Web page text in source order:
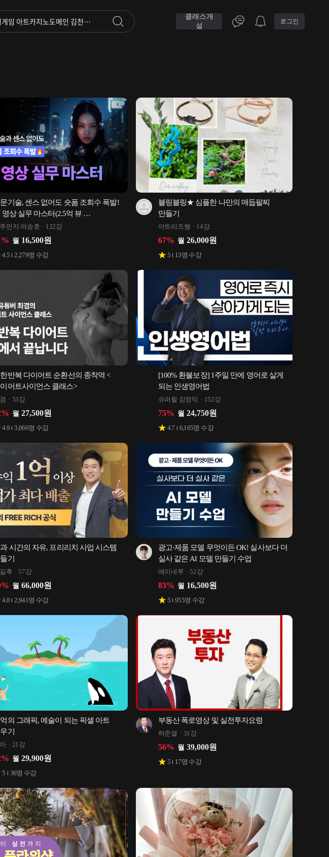
클래스개
설
로그인
기술, 센스 없어도 숏폼 조회수 폭발!
영상 실무 마스터(2.5억 뷰
프롬프트 150개
)
먼지 여승호 122강
% 월 16,500원
4.5 2,279명 수강
블링블링★ 심플한 나만의 매듭팔찌
만들기
아트리즈쌤 14강
67% 월 26,000원
5 13명 수강
반복 다이어트 순환선의 종착역 <
어트사이언스 클래스>
53강
% 월 27,500원
4.9 3,066명 수강
[100% 환불보장] 1주일 만에 영어로 살게
되는 인생영어법
슈퍼윌 김영익 152강
75% 월 24,750원
4.7 6,165명 수강
시간의 자유, 프리리치 사업 시스템
기
후 57강
% 월 66,000원
4.8 2,941명 수강
광고·제품 모델 무엇이든 OK! 실사보다 더
실사 같은 AI 모델 만들기 수업
에이네루 52강
83% 월 16,500원
5 955명 수강
의 그래픽, 예술이 되는 픽셀 아트
기
21강
% 월 29,900원
5 36명 수강
부동산 폭로영상 및 실전투자요령
허준열 31강
56% 월 39,000원
5 17명 수강